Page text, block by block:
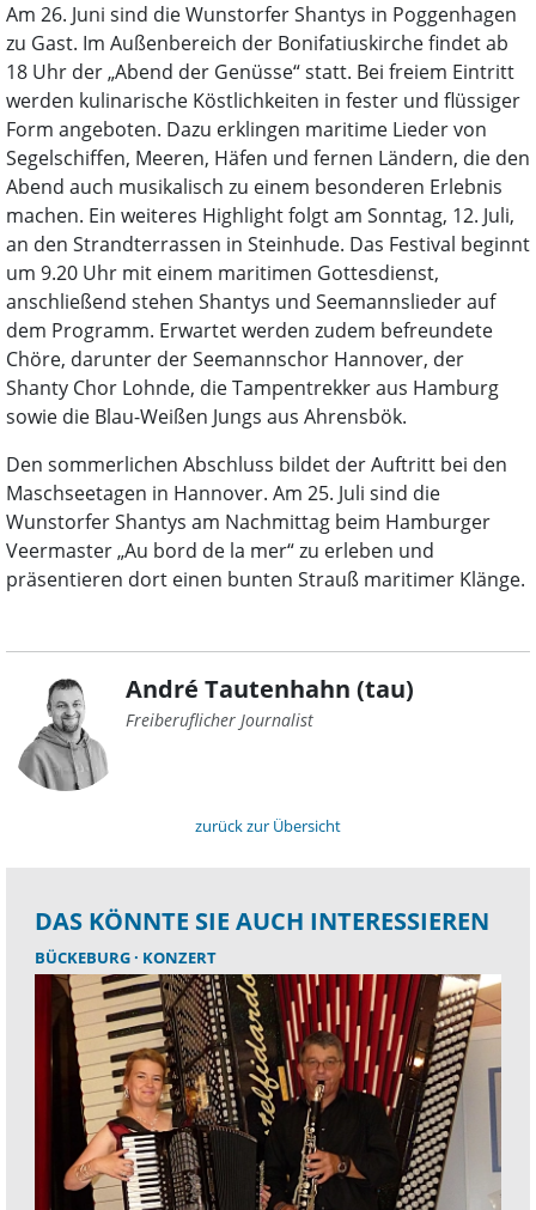
Am 26. Juni sind die Wunstorfer Shantys in Poggenhagen
zu Gast. Im Außenbereich der Bonifatiuskirche findet ab
18 Uhr der „Abend der Genüsse“ statt. Bei freiem Eintritt
werden kulinarische Köstlichkeiten in fester und flüssiger
Form angeboten. Dazu erklingen maritime Lieder von
Segelschiffen, Meeren, Häfen und fernen Ländern, die den
Abend auch musikalisch zu einem besonderen Erlebnis
machen. Ein weiteres Highlight folgt am Sonntag, 12. Juli,
an den Strandterrassen in Steinhude. Das Festival beginnt
um 9.20 Uhr mit einem maritimen Gottesdienst,
anschließend stehen Shantys und Seemannslieder auf
dem Programm. Erwartet werden zudem befreundete
Chöre, darunter der Seemannschor Hannover, der
Shanty Chor Lohnde, die Tampentrekker aus Hamburg
sowie die Blau-Weißen Jungs aus Ahrensbök.
Den sommerlichen Abschluss bildet der Auftritt bei den
Maschseetagen in Hannover. Am 25. Juli sind die
Wunstorfer Shantys am Nachmittag beim Hamburger
Veermaster „Au bord de la mer“ zu erleben und
präsentieren dort einen bunten Strauß maritimer Klänge.
André Tautenhahn (tau)
Freiberuflicher Journalist
zurück zur Übersicht
DAS KÖNNTE SIE AUCH INTERESSIEREN
BÜCKEBURG KONZERT